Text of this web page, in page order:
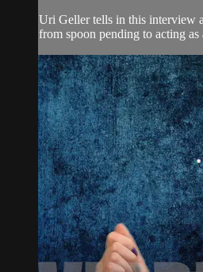
Uri Geller tells in this interview
from spoon pending to acting as